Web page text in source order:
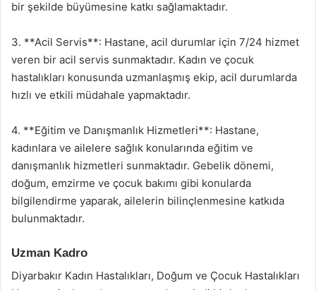
bir şekilde büyümesine katkı sağlamaktadır.
3. **Acil Servis**: Hastane, acil durumlar için 7/24 hizmet
veren bir acil servis sunmaktadır. Kadın ve çocuk
hastalıkları konusunda uzmanlaşmış ekip, acil durumlarda
hızlı ve etkili müdahale yapmaktadır.
4. **Eğitim ve Danışmanlık Hizmetleri**: Hastane,
kadınlara ve ailelere sağlık konularında eğitim ve
danışmanlık hizmetleri sunmaktadır. Gebelik dönemi,
doğum, emzirme ve çocuk bakımı gibi konularda
bilgilendirme yaparak, ailelerin bilinçlenmesine katkıda
bulunmaktadır.
Uzman Kadro
Diyarbakır Kadın Hastalıkları, Doğum ve Çocuk Hastalıkları